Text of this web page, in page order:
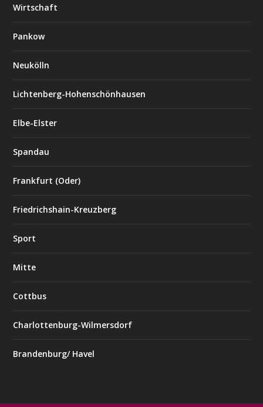
Wirtschaft
Pankow
Neukölln
Lichtenberg-Hohenschönhausen
Elbe-Elster
Spandau
Frankfurt (Oder)
Friedrichshain-Kreuzberg
Sport
Mitte
Cottbus
Charlottenburg-Wilmersdorf
Brandenburg/ Havel